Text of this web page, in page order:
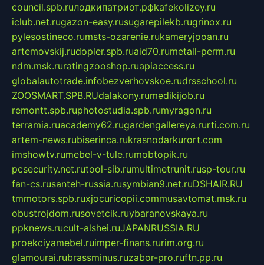
council.spb.ruлодкипатриот.рфkafekolizey.ru
iclub.net.rugazon-easy.rusugarepilekb.rugrinox.ru
pylesostineco.rumsts-ozarenie.rukameryjooan.ru
artemovskij.rudopler.spb.ruaid70.rumetall-perm.ru
ndm.msk.ruratingzooshop.ruapiaccess.ru
globalautotrade.infobezverhovskoe.rudrsschool.ru
ZOOSMART.SPB.RUdalakony.rumedikijob.ru
remontt.spb.ruphotostudia.spb.rumyragon.ru
terramia.ruacademy62.rugardengallereya.rurti.com.ru
artem-news.rubiserinca.rukrasnodarkurort.com
imshowtv.rumebel-v-tule.rumobtopik.ru
pcsecurity.net.rutool-sib.rumultimetrunit.rusp-tour.ru
fan-cs.rusanteh-russia.rusymbian9.net.ruDSHAIR.RU
tmmotors.spb.ruxjocuricopii.commusavtomat.msk.ru
obustrojdom.rusovetcik.ruybaranovskaya.ru
ppknews.rucult-alshei.ruJAPANRUSSIA.RU
proekciyamebel.ruimper-finans.rurim.org.ru
glamourai.rubrassminus.ruzabor-pro.ruftn.pp.ru